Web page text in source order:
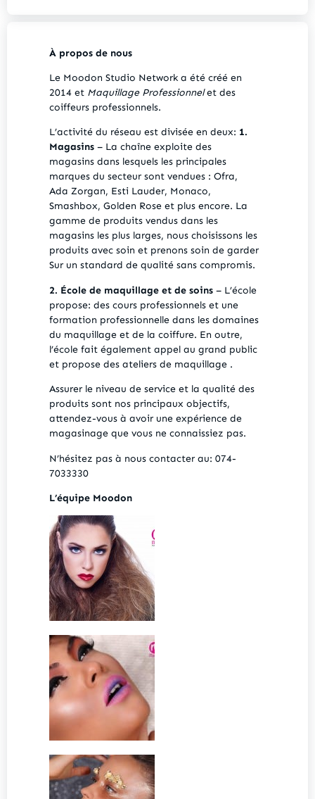
À propos de nous
Le Moodon Studio Network a été créé en
2014 et Maquillage Professionnelet des
coiffeurs professionnels.
L’activité du réseau est divisée en deux: 1.
Magasins – La chaîne exploite des
magasins dans lesquels les principales
marques du secteur sont vendues : Ofra,
Ada Zorgan, Esti Lauder, Monaco,
Smashbox, Golden Rose et plus encore. La
gamme de produits vendus dans les
magasins les plus larges, nous choisissons les
produits avec soin et prenons soin de garder
Sur un standard de qualité sans compromis.
2. École de maquillage et de soins – L’école
propose: des cours professionnels et une
formation professionnelle dans les domaines
du maquillage et de la coiffure. En outre,
l’école fait également appel au grand public
et propose des ateliers de maquillage .
Assurer le niveau de service et la qualité des
produits sont nos principaux objectifs,
attendez-vous à avoir une expérience de
magasinage que vous ne connaissiez pas.
N’hésitez pas à nous contacter au: 074-
7033330
L’équipe Moodon